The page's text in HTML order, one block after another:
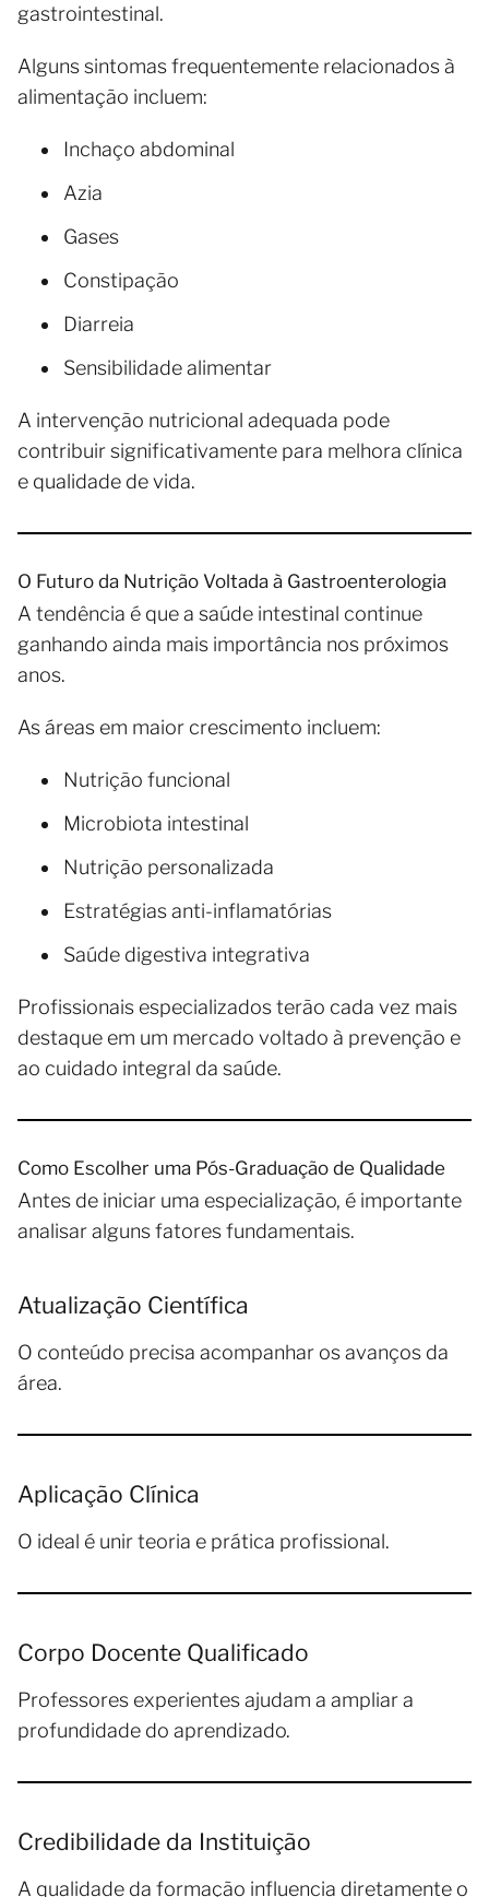
gastrointestinal.
Alguns sintomas frequentemente relacionados à
alimentação incluem:
Inchaço abdominal
Azia
Gases
Constipação
Diarreia
Sensibilidade alimentar
A intervenção nutricional adequada pode
contribuir significativamente para melhora clínica
e qualidade de vida.
O Futuro da Nutrição Voltada à Gastroenterologia
A tendência é que a saúde intestinal continue
ganhando ainda mais importância nos próximos
anos.
As áreas em maior crescimento incluem:
Nutrição funcional
Microbiota intestinal
Nutrição personalizada
Estratégias anti-inflamatórias
Saúde digestiva integrativa
Profissionais especializados terão cada vez mais
destaque em um mercado voltado à prevenção e
ao cuidado integral da saúde.
Como Escolher uma Pós-Graduação de Qualidade
Antes de iniciar uma especialização, é importante
analisar alguns fatores fundamentais.
Atualização Científica
O conteúdo precisa acompanhar os avanços da
área.
Aplicação Clínica
O ideal é unir teoria e prática profissional.
Corpo Docente Qualificado
Professores experientes ajudam a ampliar a
profundidade do aprendizado.
Credibilidade da Instituição
A qualidade da formação influencia diretamente o